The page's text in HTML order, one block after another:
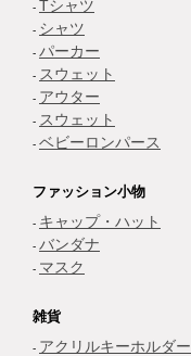
Tシャツ
シャツ
パーカー
スウェット
アウター
スウェット
ベビーロンパース
ファッション小物
キャップ・ハット
バンダナ
マスク
雑貨
アクリルキーホルダー